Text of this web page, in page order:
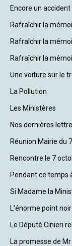
Encore un accident
Rafraîchir la
Rafraîchir la
Rafraîchir la
Une voiture sur le
La Pollution
Les Ministères
Nos dernières
Réunion Mairie du
Rencontre le 7
Pendant ce temps
Si Madame la
L'énorme point noir
Le Député Cinieri
La promesse de